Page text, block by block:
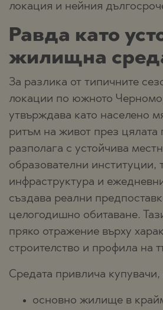
локация и нейния
Равда като
жилищна
За разлика от типичните
локации по южното
утвърждава като населено
ритъм на живот през цялата
разполага с устойчива
образователни институции,
инфраструктура и
създава реални
целогодишно обитаване.
пряко отражение върху
строителство и профила на
Средата привлича купувачи,
основно жилище в